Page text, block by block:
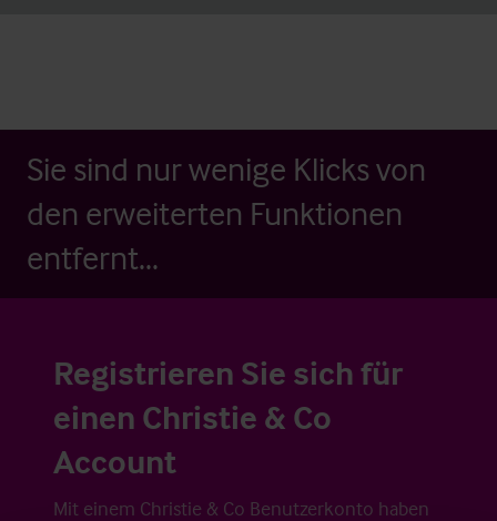
Sie sind nur wenige Klicks von
den erweiterten Funktionen
entfernt...
Registrieren Sie sich für
einen Christie & Co
Account
Mit einem Christie & Co Benutzerkonto haben